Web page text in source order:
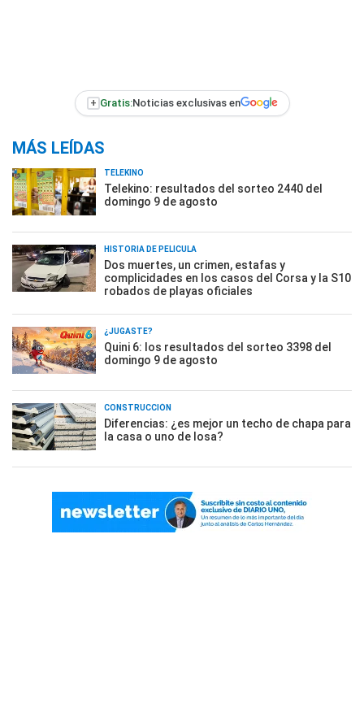
+ Gratis:Noticias exclusivas en
MÁS LEÍDAS
TELEKINO
Telekino: resultados del sorteo 2440 del
domingo 9 de agosto
HISTORIA DE PELÍCULA
Dos muertes, un crimen, estafas y
complicidades en los casos del Corsa y la S10
robados de playas oficiales
¿JUGASTE?
Quini 6: los resultados del sorteo 3398 del
domingo 9 de agosto
CONSTRUCCIÓN
Diferencias: ¿es mejor un techo de chapa para
la casa o uno de losa?